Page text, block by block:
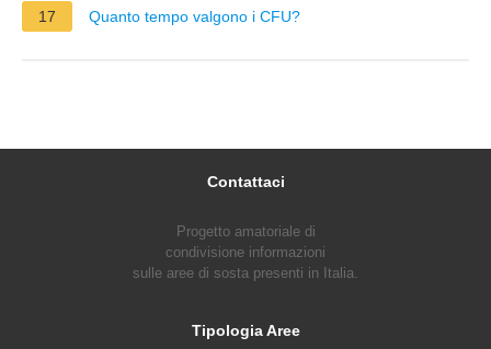
17
Quanto tempo valgono i CFU?
Contattaci
Progetto amatoriale di
condivisione informazioni
sulle aree di sosta presenti in Italia.
Tipologia Aree